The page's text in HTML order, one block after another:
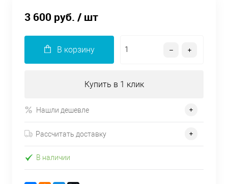
3 600 руб. / шт
В корзину
Купить в 1 клик
Нашли дешевле
Рассчитать доставку
В наличии